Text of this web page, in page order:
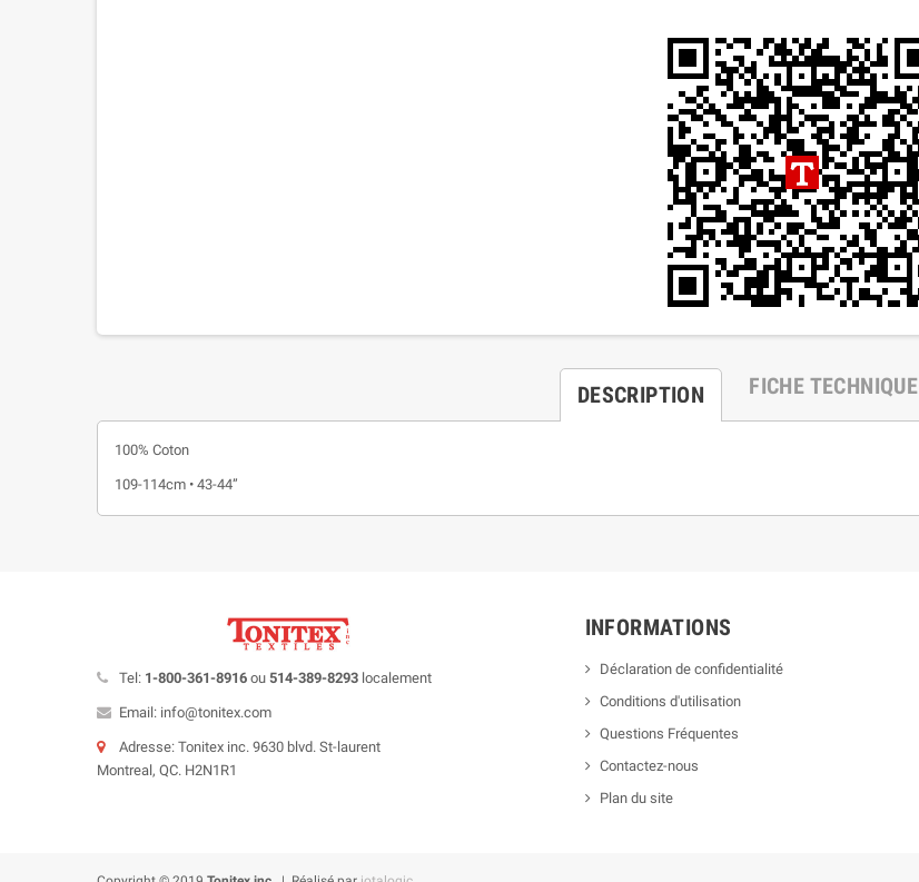
DESCRIPTION FICHE TECHNIQUE
100% Coton
109-114cm • 43-44”
Tel: 1-800-361-8916 ou 514-389-8293 localement
Email: info@tonitex.com
Adresse: Tonitex inc. 9630 blvd. St-laurent
Montreal, QC. H2N1R1
INFORMATIONS
Déclaration de confidentialité
Conditions d'utilisation
Questions Fréquentes
Contactez-nous
Plan du site